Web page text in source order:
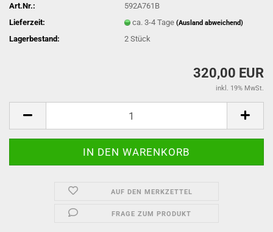
Art.Nr.:
592A761B
Lieferzeit:
ca. 3-4 Tage(Ausland abweichend)
Lagerbestand: 2Stück
320,00 EUR
inkl. 19% MwSt.
AUF DEN MERKZETTEL
FRAGE ZUM PRODUKT